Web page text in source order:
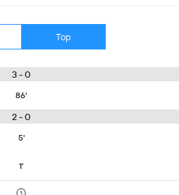
Top
3 - 0
86'
2 - 0
5'
1'